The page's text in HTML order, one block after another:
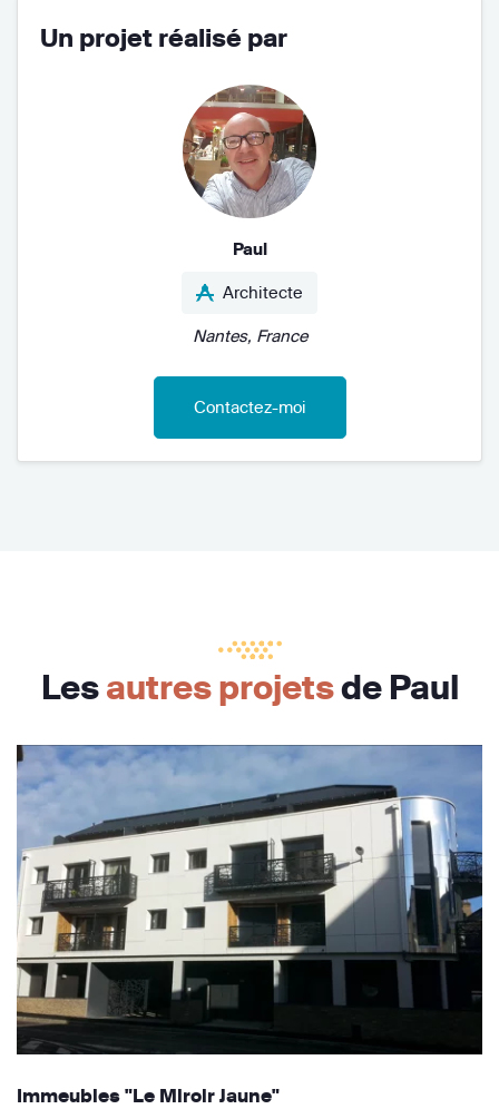
Un projet réalisé par
Paul
Architecte
Nantes, France
Contactez-moi
Lesautres projetsde Paul
Immeubles "Le Miroir Jaune"